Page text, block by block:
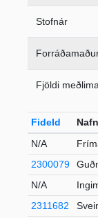
Stofnár
Fjöldi meðlima
FideId Nafn
N/A
2300079
N/A
2311682